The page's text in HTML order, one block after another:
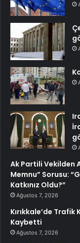
Ak Partili Vekilden
Memnu” Sorusu:
Katkınız Oldu?”
Ağustos 7, 2026
Kırıkkale’de Trafik
Kaybetti
Ağustos 7, 2026